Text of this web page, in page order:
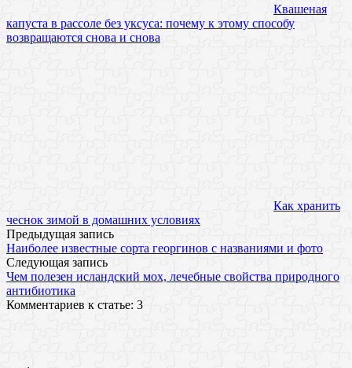
Квашеная
капуста в рассоле без уксуса: почему к этому способу
возвращаются снова и снова
Как хранить
чеснок зимой в домашних условиях
Предыдущая запись
Наиболее известные сорта георгинов с названиями и фото
Следующая запись
Чем полезен исландский мох, лечебные свойства природного
антибиотика
Комментариев к статье: 3